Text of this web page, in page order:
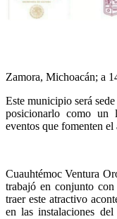
Zamora, Michoacán; a
Este municipio será
posicionarlo como un
eventos que fomenten
Cuauhtémoc Ventura
trabajó en conjunto
traer este atractivo
en las instalaciones